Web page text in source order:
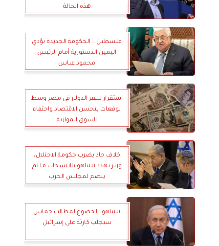
هذه الحالة
فلسطين .. الحكومة الجديدة تؤدي
اليمين الدستورية أمام الرئيس
محمود عباس
استقرار سعر الدولار في مصر وسط
توقعات بتحسن الاقتصاد واحتفاء
السوق الموازية
خلاف حاد يضرب حكومة الاحتلال،
وزير يهدد نتنياهو بالانسحاب ما لم
ينضم لمجلس الحرب
نتنياهو: الخضوع لمطالب حماس
سيجلب كارثة على إسرائيل